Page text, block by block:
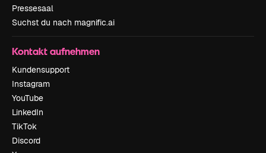
Pressesaal
Suchst du nach magnific.ai
Kontakt aufnehmen
Kundensupport
Instagram
YouTube
LinkedIn
TikTok
Discord